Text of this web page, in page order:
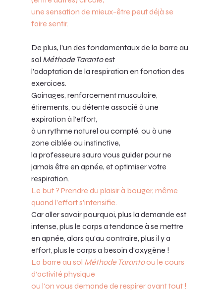
une sensation de mieux-être peut déjà se
faire sentir.
De plus, l’un des fondamentaux de la barre au
sol Méthode Taranto est
l’adaptation de la respiration en fonction des
exercices.
Gainages, renforcement musculaire,
étirements, ou détente associé à une
expiration à l’effort,
à un rythme naturel ou compté, ou à une
zone ciblée ou instinctive,
la professeure saura vous guider pour ne
jamais être en apnée, et optimiser votre
respiration.
Le but ? Prendre du plaisir à bouger, même
quand l’effort s’intensifie.
Car aller savoir pourquoi, plus la demande est
intense, plus le corps a tendance à se mettre
en apnée, alors qu’au contraire, plus il y a
effort, plus le corps a besoin d’oxygène !
La barre au sol Méthode Taranto ou le cours
d’activité physique
ou l'on vous demande de respirer avant tout !